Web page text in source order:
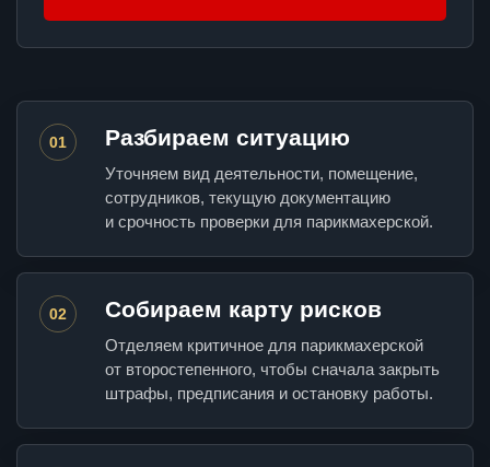
01 Разбираем ситуацию
Уточняем вид деятельности, помещение,
сотрудников, текущую документацию
и срочность проверки для парикмахерской.
02 Собираем карту рисков
Отделяем критичное для парикмахерской
от второстепенного, чтобы сначала закрыть
штрафы, предписания и остановку работы.